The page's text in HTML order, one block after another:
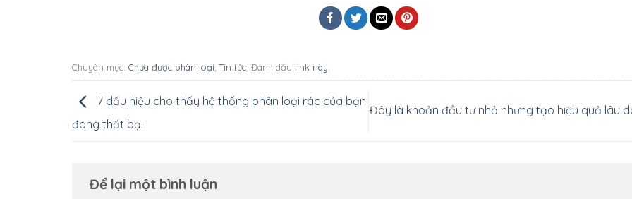
Chuyên mục: Chưa được phân loại, Tin tức. Đánh dấu link này.
7 dấu hiệu cho thấy hệ thống phân loại rác của bạn
đang thất bại
Đây là khoản đầu tư nhỏ nhưng tạo hiệu quả lâu
Để lại một bình luận